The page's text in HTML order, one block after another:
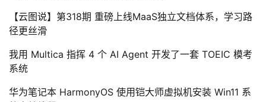
【云图说】第318期 重磅上线MaaS独立文档体系，学习路
径更丝滑
我用 Multica 指挥 4 个 AI Agent 开发了一套 TOEIC 模考
系统
华为笔记本 HarmonyOS 使用铠大师虚拟机安装 Win11 系